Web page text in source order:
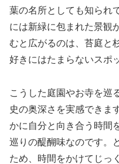
葉の名所としても知られ
には新緑に包まれた景観
むと広がるのは、苔庭と
好きにはたまらないスポ
こうした庭園やお寺を巡
史の奥深さを実感できま
かに自分と向き合う時間
巡りの醍醐味なのです。
ため、時間をかけてじっ